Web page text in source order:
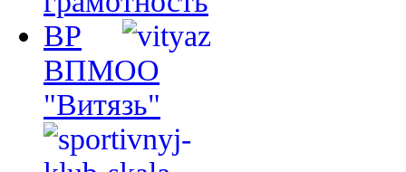
ВР
ВПМОО
"Витязь"